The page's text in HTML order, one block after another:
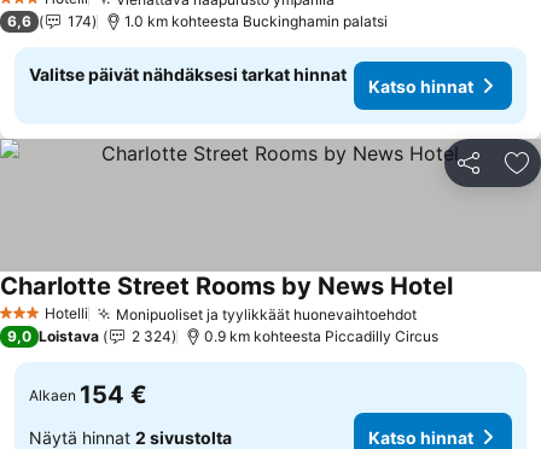
3 Tähtiluokitus
6,6 174 1.0 km kohteesta Buckinghamin palatsi
Valitse päivät nähdäksesi tarkat hinnat
Katso hinnat
Jaa
3 Tähtiluokitus
Hotelli Monipuoliset ja tyylikkäät huonevaihtoehdotKatso hinnat
Charlotte Street Rooms by News HotelKatso
9,0 Loistava 2 324 0.9 km kohteesta Piccadilly Circus
Alkaen 154 €
Näytä hinnat 2 sivustolta Katso hinnat